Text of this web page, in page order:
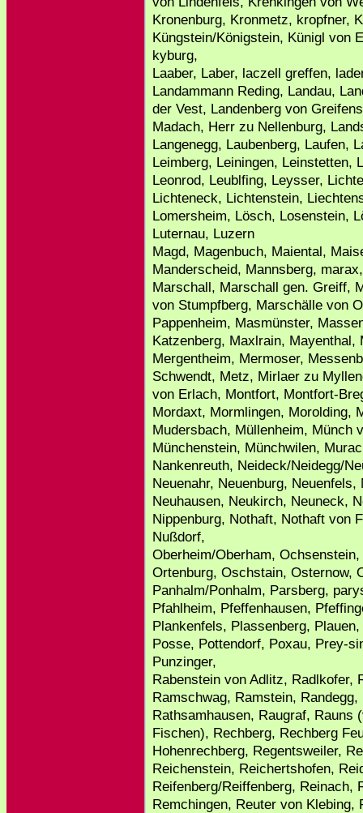
Kronenburg, Kronmetz, kropfner,
Küngstein/Königstein, Künigl von
kyburg,
Laaber, Laber, laczell greffen,
Landammann Reding, Landau,
der Vest, Landenberg von
Madach, Herr zu Nellenburg,
Langenegg, Laubenberg, Laufen,
Leimberg, Leiningen, Leinstetten,
Leonrod, Leublfing, Leysser,
Lichteneck, Lichtenstein,
Lomersheim, Lösch, Losenstein,
Luternau, Luzern
Magd, Magenbuch, Maiental,
Manderscheid, Mannsberg,
Marschall, Marschall gen. Greiff,
von Stumpfberg, Marschälle von
Pappenheim, Masmünster,
Katzenberg, Maxlrain, Mayenthal,
Mergentheim, Mermoser,
Schwendt, Metz, Mirlaer zu
von Erlach, Montfort, Montfort-
Mordaxt, Mormlingen, Morolding,
Mudersbach, Müllenheim, Münch
Münchenstein, Münchwilen,
Nankenreuth, Neideck/Neidegg/
Neuenahr, Neuenburg,
Neuhausen, Neukirch, Neuneck,
Nippenburg, Nothaft, Nothaft von
Nußdorf,
Oberheim/Oberham,
Ortenburg, Oschstain, Osternow,
Panhalm/Ponhalm, Parsberg,
Pfahlheim, Pfeffenhausen,
Plankenfels, Plassenberg,
Posse, Pottendorf, Poxau, Prey-
Punzinger,
Rabenstein von Adlitz, Radlkofer,
Ramschwag, Ramstein,
Rathsamhausen, Raugraf, Rauns
Fischen), Rechberg, Rechberg
Hohenrechberg, Regentsweiler,
Reichenstein, Reichertshofen,
Reifenberg/Reiffenberg, Reinach,
Remchingen, Reuter von